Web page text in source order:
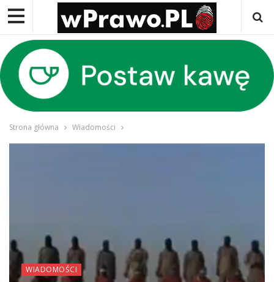
Strona główna Wiadomości
WIADOMOŚCI